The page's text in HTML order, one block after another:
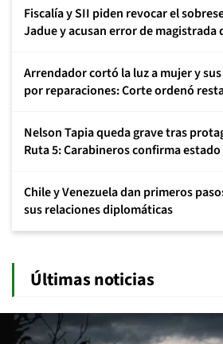
Fiscalía y SII piden revocar el
Jadue y acusan error de magistrada
Arrendador cortó la luz a mujer y
por reparaciones: Corte ordenó
Nelson Tapia queda grave tras
Ruta 5: Carabineros confirma
Chile y Venezuela dan primeros
sus relaciones diplomáticas
Últimas noticias